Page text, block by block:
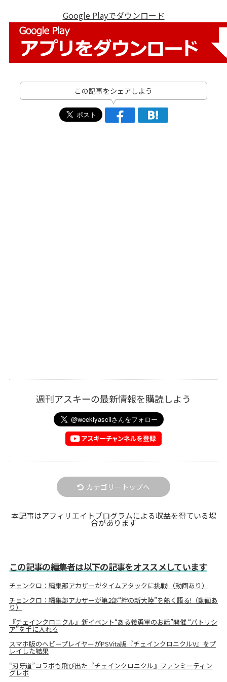
Google Playでダウンロード
この記事をシェアしよう
週刊アスキーの最新情報を購読しよう
カテゴリートップへ
本記事はアフィリエイトプログラムによる収益を得ている場
合があります
この記事の編集者は以下の記事をオススメしています
チェンクロ：編集部アカザーがタイムアタックに挑戦!（動画あり）
チェンクロ：編集部アカザーが第2部“絆の新大陸”を熱く語る!（動画あ
り）
『チェインクロニクル』新イベント“ある義勇軍のお話”開催 “パトリシ
ア”を手に入れろ
スマホ版のヘビープレイヤーがPSVita版『チェインクロニクルV』をプ
レイした結果
“刃牙道”コラボも飛び出た『チェインクロニクル』ファンミーティン
グレポ